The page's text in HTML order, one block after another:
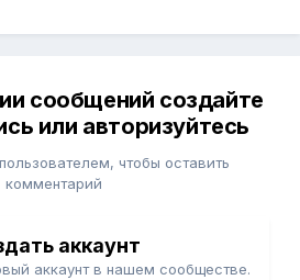
сообщений создайте
или авторизуйтесь
чтобы оставить
комментарий
аккаунт
аккаунт в нашем сообществе.